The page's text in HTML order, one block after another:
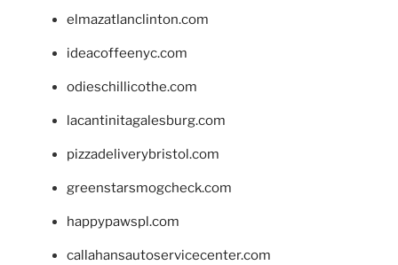
elmazatlanclinton.com
ideacoffeenyc.com
odieschillicothe.com
lacantinitagalesburg.com
pizzadeliverybristol.com
greenstarsmogcheck.com
happypawspl.com
callahansautoservicecenter.com